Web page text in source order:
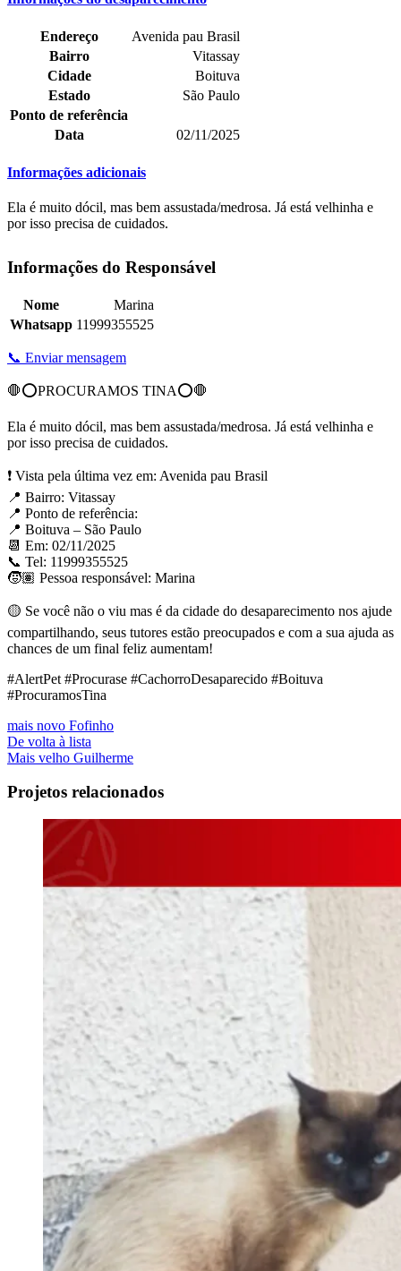
Endereço
Avenida pau Brasil
Bairro
Vitassay
Cidade
Boituva
Estado
São Paulo
Ponto de referência
Data
02/11/2025
Informações adicionais
Ela é muito dócil, mas bem assustada/medrosa. Já está velhinha e
por isso precisa de cuidados.
Informações do Responsável
Nome
Marina
Whatsapp 11999355525
📞 Enviar mensagem
🛑⭕PROCURAMOS TINA⭕🛑
Ela é muito dócil, mas bem assustada/medrosa. Já está velhinha e
por isso precisa de cuidados.
❗ Vista pela última vez em: Avenida pau Brasil ⁣⁣
📍 Bairro: Vitassay ⁣⁣
📍 Ponto de referência: ⁣⁣
📍 Boituva – São Paulo
📆 Em: 02/11/2025
📞 Tel: 11999355525
🧒🏽 Pessoa responsável: Marina
🟡 Se você não o viu mas é da cidade do desaparecimento nos ajude
compartilhando, seus tutores estão preocupados e com a sua ajuda as
chances de um final feliz aumentam!
#AlertPet #Procurase #CachorroDesaparecido #Boituva
#ProcuramosTina
mais novo Fofinho
De volta à lista
Mais velho Guilherme
Projetos relacionados